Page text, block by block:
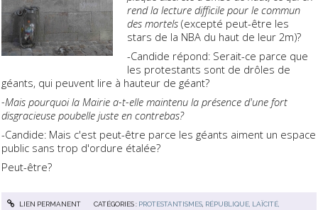
rend la lecture difficile pour le commun
des mortels (excepté peut-être les
stars de la NBA du haut de leur 2m)?
-Candide répond: Serait-ce parce que
les protestants sont de drôles de
géants, qui peuvent lire à hauteur de géant?
-Mais pourquoi la Mairie a-t-elle maintenu la présence d'une fort
disgracieuse poubelle juste en contrebas?
-Candide: Mais c'est peut-être parce les géants aiment un espace
public sans trop d'ordure étalée?
Peut-être?
LIEN PERMANENT CATÉGORIES : PROTESTANTISMES, RÉPUBLIQUE, LAÏCITÉ,